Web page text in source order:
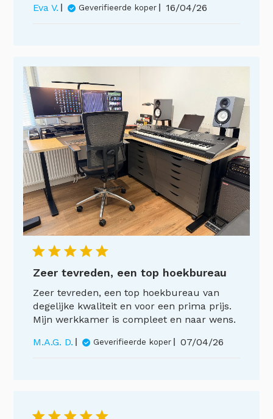
Eva V. Geverifieerde koper Publicatiedatum
16/04/26
Zeer tevreden, een top hoekbureau
Zeer tevreden, een top hoekbureau van
degelijke kwaliteit en voor een prima prijs.
Mijn werkkamer is compleet en naar wens.
M.A.G. D.
Geverifieerde koper 07/04/26